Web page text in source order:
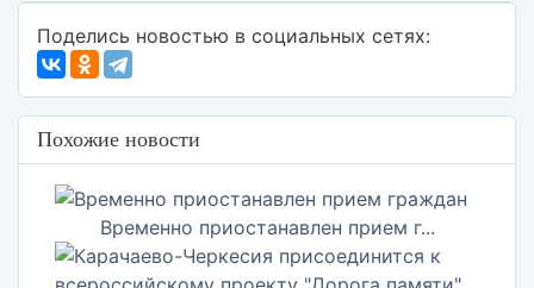
Поделись новостью в социальных сетях:
Похожие новости
Временно приостанавлен прием г...